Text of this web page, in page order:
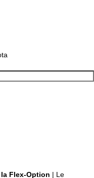
la Flex-Option | Le